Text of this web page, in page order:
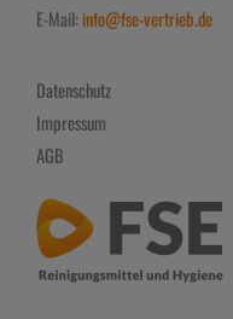
E-Mail:info@fse-vertrieb.de
Datenschutz
Impressum
AGB